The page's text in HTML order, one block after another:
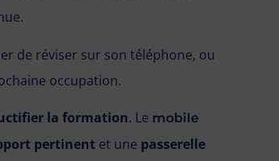
de réviser sur son téléphone, ou
occupation.
la formation. Le mobile
pertinent et une passerelle